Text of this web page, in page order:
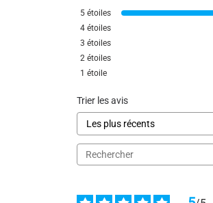
5 étoiles
4 étoiles
3 étoiles
2 étoiles
1 étoile
Trier les avis